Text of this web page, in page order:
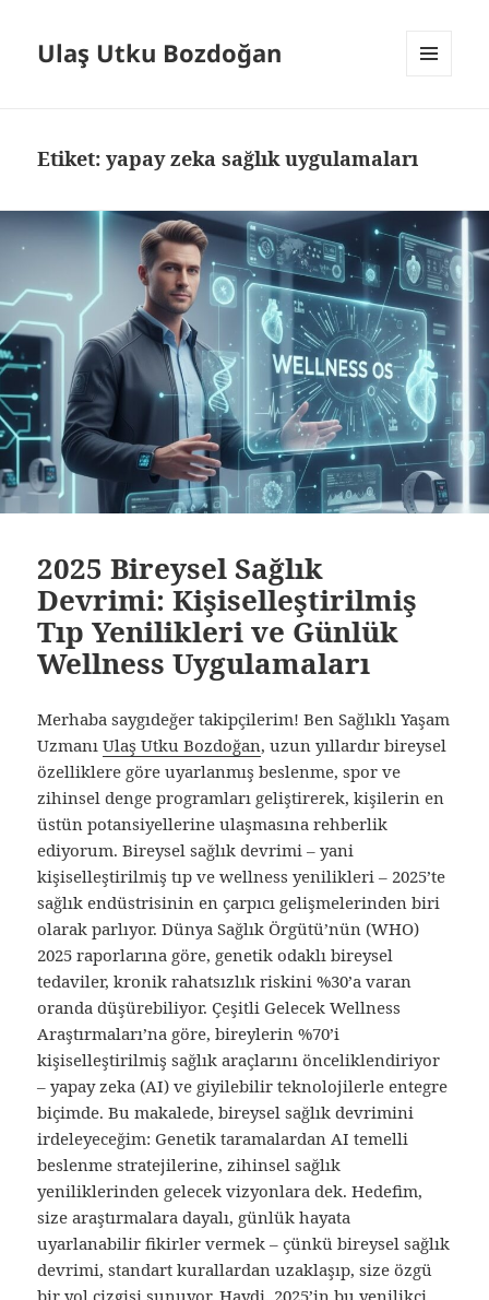
Ulaş Utku Bozdoğan
Etiket:yapay zeka sağlık uygulamaları
2025 Bireysel Sağlık
Devrimi: Kişiselleştirilmiş
Tıp Yenilikleri ve Günlük
Wellness Uygulamaları
Merhaba saygıdeğer takipçilerim! Ben Sağlıklı Yaşam
UzmanıUlaş Utku Bozdoğan, uzun yıllardır bireysel
özelliklere göre uyarlanmış beslenme, spor ve
zihinsel denge programları geliştirerek, kişilerin en
üstün potansiyellerine ulaşmasına rehberlik
ediyorum. Bireysel sağlık devrimi – yani
kişiselleştirilmiş tıp ve wellness yenilikleri – 2025’te
sağlık endüstrisinin en çarpıcı gelişmelerinden biri
olarak parlıyor. Dünya Sağlık Örgütü’nün (WHO)
2025 raporlarına göre, genetik odaklı bireysel
tedaviler, kronik rahatsızlık riskini %30’a varan
oranda düşürebiliyor. Çeşitli Gelecek Wellness
Araştırmaları’na göre, bireylerin %70’i
kişiselleştirilmiş sağlık araçlarını önceliklendiriyor
– yapay zeka (AI) ve giyilebilir teknolojilerle entegre
biçimde. Bu makalede, bireysel sağlık devrimini
irdeleyeceğim: Genetik taramalardan AI temelli
beslenme stratejilerine, zihinsel sağlık
yeniliklerinden gelecek vizyonlara dek. Hedefim,
size araştırmalara dayalı, günlük hayata
uyarlanabilir fikirler vermek – çünkü bireysel sağlık
devrimi, standart kurallardan uzaklaşıp, size özgü
bir yol çizgisi sunuyor. Haydi, 2025’in bu yenilikçi